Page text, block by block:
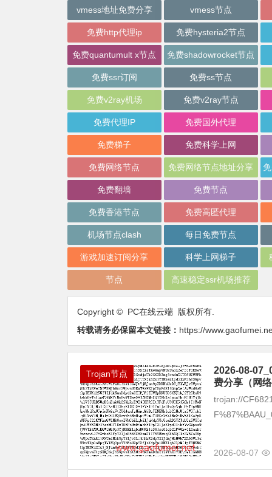
vmess地址免费分享 vmess节点
免费http代理ip 免费hysteria2节点
免费quantumult x节点 免费shadowrocket节点
免费ssr订阅 免费ss节点
免费v2ray机场 免费v2ray节点
免费代理IP 免费国外代理
免费梯子 免费科学上网
免费网络节点 免费网络节点地址分享
免费翻墙 免费节点
免费香港节点 免费高匿代理
机场节点clash 每日免费节点
游戏加速订阅分享 科学上网梯子
节点 高速稳定ssr机场推荐
Copyright © PC在线云端 版权所有.
转载请务必保留本文链接： https://
Trojan节点
2026-08-
费分享（网
trojan://
2026-08-07